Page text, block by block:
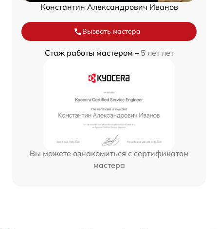
Константин Александрович Иванов
Вызвать мастера
Стаж работы мастером – 5 лет лет
Вы можете ознакомиться с сертификатом
мастера